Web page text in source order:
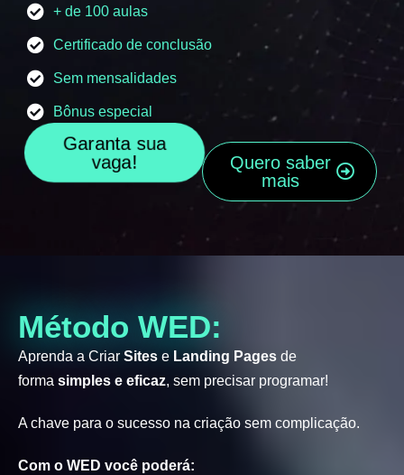
+ de 100 aulas
Certificado de conclusão
Sem mensalidades
Bônus especial
Garanta sua
vaga!
Quero saber
mais
Método WED:
Aprenda a Criar Sites e Landing Pages de
forma simples e eficaz, sem precisar programar!
A chave para o sucesso na criação sem complicação.
Com o WED você poderá: